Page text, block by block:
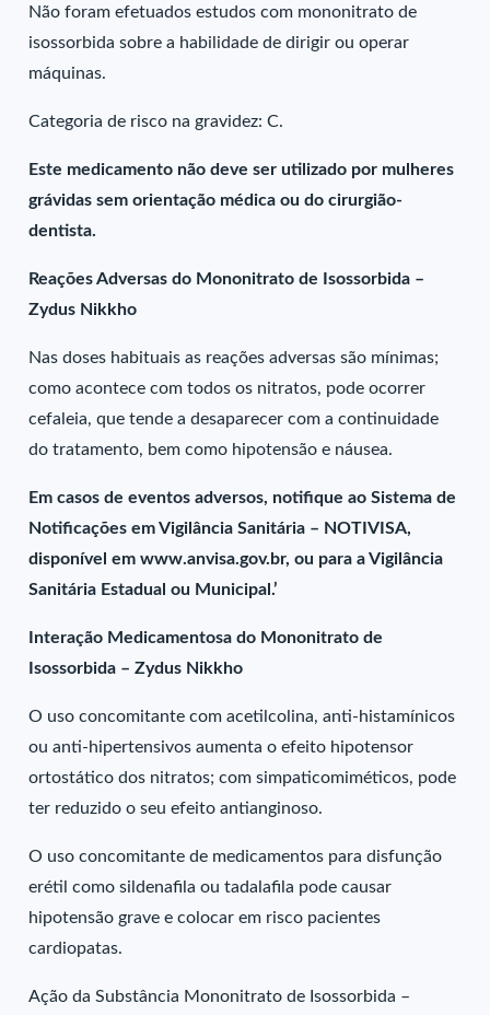
Não foram efetuados estudos com mononitrato de
isossorbida sobre a habilidade de dirigir ou operar
máquinas.
Categoria de risco na gravidez: C.
Este medicamento não deve ser utilizado por mulheres
grávidas sem orientação médica ou do cirurgião-
dentista.
Reações Adversas do Mononitrato de Isossorbida –
Zydus Nikkho
Nas doses habituais as reações adversas são mínimas;
como acontece com todos os nitratos, pode ocorrer
cefaleia, que tende a desaparecer com a continuidade
do tratamento, bem como hipotensão e náusea.
Em casos de eventos adversos, notifique ao Sistema de
Notificações em Vigilância Sanitária – NOTIVISA,
disponível em www.anvisa.gov.br, ou para a Vigilância
Sanitária Estadual ou Municipal.’
Interação Medicamentosa do Mononitrato de
Isossorbida – Zydus Nikkho
O uso concomitante com acetilcolina, anti-histamínicos
ou anti-hipertensivos aumenta o efeito hipotensor
ortostático dos nitratos; com simpaticomiméticos, pode
ter reduzido o seu efeito antianginoso.
O uso concomitante de medicamentos para disfunção
erétil como sildenafila ou tadalafila pode causar
hipotensão grave e colocar em risco pacientes
cardiopatas.
Ação da Substância Mononitrato de Isossorbida –